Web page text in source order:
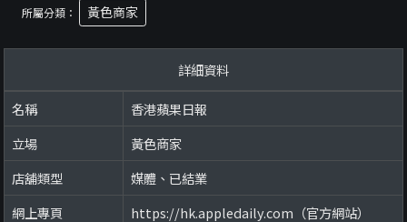
所屬分類： 黃色商家
詳細資料
名稱
香港蘋果日報
立場
黃色商家
店舖類型
媒體、已結業
網上專頁
https://hk.appledaily.com（官方網站）